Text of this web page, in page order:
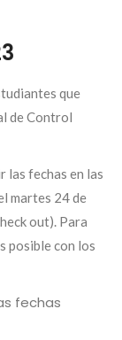
que
de Control
las fechas en las
martes 24 de
out). Para
posible con los
fechas